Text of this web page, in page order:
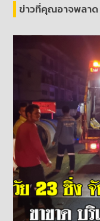
ข่าวที่คุณอาจพลาด